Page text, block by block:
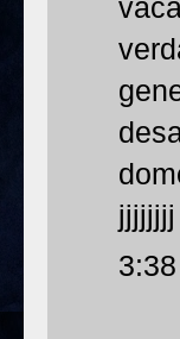
jjjjjjjj